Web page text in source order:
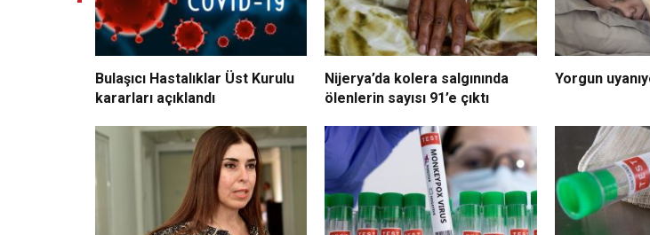
Bulaşıcı Hastalıklar Üst Kurulu
kararları açıklandı
Nijerya’da kolera salgınında
ölenlerin sayısı 91’e çıktı
Yorgun